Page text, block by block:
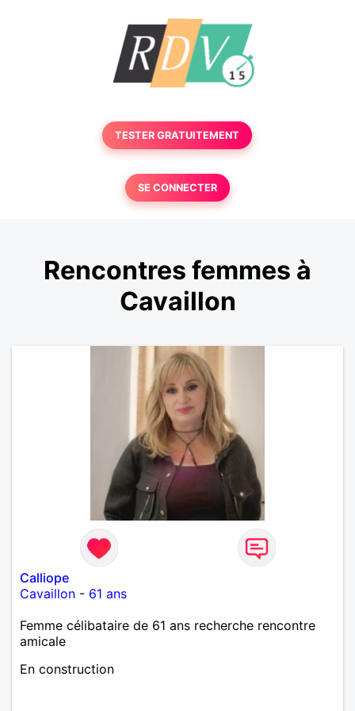
TESTER GRATUITEMENT
SE CONNECTER
Rencontres femmes à
Cavaillon
Calliope
Cavaillon - 61 ans
Femme célibataire de 61 ans recherche rencontre
amicale
En construction